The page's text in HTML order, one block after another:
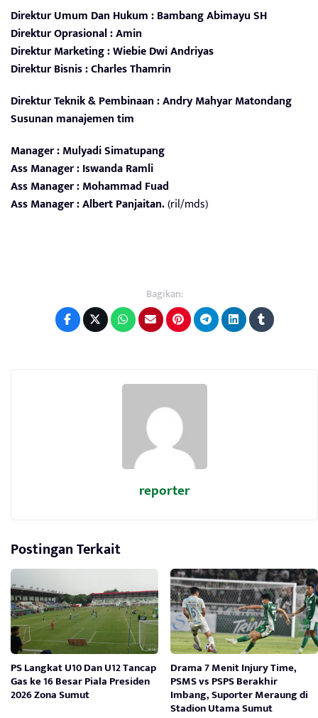
Direktur Umum Dan Hukum : Bambang Abimayu SH
Direktur Oprasional : Amin
Direktur Marketing : Wiebie Dwi Andriyas
Direktur Bisnis : Charles Thamrin
Direktur Teknik & Pembinaan : Andry Mahyar Matondang
Susunan manajemen tim
Manager : Mulyadi Simatupang
Ass Manager : Iswanda Ramli
Ass Manager : Mohammad Fuad
Ass Manager : Albert Panjaitan.(ril/mds)
Bagikan:
reporter
Postingan Terkait
PS Langkat U10 Dan U12 Tancap
Gas ke 16 Besar Piala Presiden
2026 Zona Sumut
Drama 7 Menit Injury Time,
PSMS vs PSPS Berakhir
Imbang, Suporter Meraung di
Stadion Utama Sumut